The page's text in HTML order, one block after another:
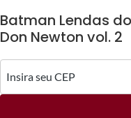
Batman Lendas
Don Newton vol. 2